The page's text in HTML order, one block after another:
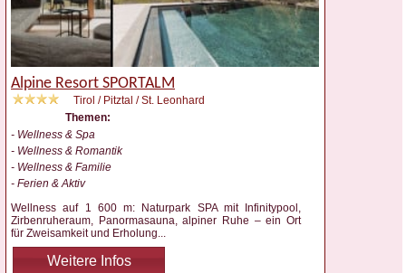
Alpine Resort SPORTALM
Tirol / Pitztal / St. Leonhard
Themen:
- Wellness & Spa
- Wellness & Romantik
- Wellness & Familie
- Ferien & Aktiv
Wellness auf 1 600 m: Naturpark SPA mit Infinitypool,
Zirbenruheraum, Panormasauna, alpiner Ruhe – ein Ort
für Zweisamkeit und Erholung...
Weitere Infos